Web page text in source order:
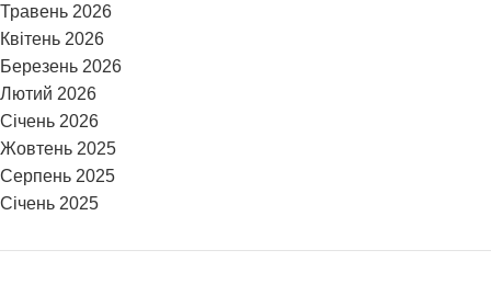
Травень 2026
Квітень 2026
Березень 2026
Лютий 2026
Січень 2026
Жовтень 2025
Серпень 2025
Січень 2025